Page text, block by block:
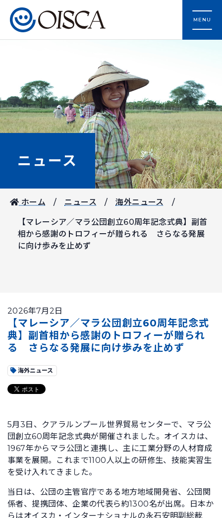
MENU
ニュース
ホーム ニュース 海外ニュース
【マレーシア／マラ公団創立60周年記念式典】副首
相から感謝のトロフィーが贈られる さらなる発展
に向け歩みを止めず
2026年7月2日
【マレーシア／マラ公団創立60周年記念式
典】副首相から感謝のトロフィーが贈られ
る さらなる発展に向け歩みを止めず
海外ニュース
5月3日、クアラルンプール世界貿易センターで、マラ公
団創立60周年記念式典が開催されました。オイスカは、
1967年からマラ公団と連携し、主に工業分野の人材育成
事業を展開。これまで1100人以上の研修生、技能実習生
を受け入れてきました。
当日は、公団の主管官庁である地方地域開発省、公団関
係者、提携団体、企業の代表ら約1300名が出席。日本か
らはオイスカ・インターナショナルの永石安明副総裁